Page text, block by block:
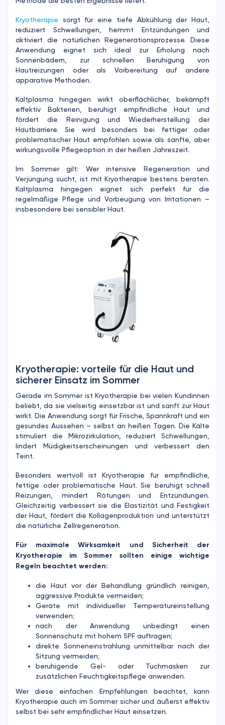
Kryotherapie sorgt für eine tiefe Abkühlung der Haut,
reduziert Schwellungen, hemmt Entzündungen und
aktiviert die natürlichen Regenerationsprozesse. Diese
Anwendung eignet sich ideal zur Erholung nach
Sonnenbädern, zur schnellen Beruhigung von
Hautreizungen oder als Vorbereitung auf andere
apparative Methoden.
Kaltplasma hingegen wirkt oberflächlicher, bekämpft
effektiv Bakterien, beruhigt empfindliche Haut und
fördert die Reinigung und Wiederherstellung der
Hautbarriere. Sie wird besonders bei fettiger oder
problematischer Haut empfohlen sowie als sanfte, aber
wirkungsvolle Pflegeoption in der heißen Jahreszeit.
Im Sommer gilt: Wer intensive Regeneration und
Verjüngung sucht, ist mit Kryotherapie bestens beraten.
Kaltplasma hingegen eignet sich perfekt für die
regelmäßige Pflege und Vorbeugung von Irritationen –
insbesondere bei sensibler Haut.
Kryotherapie: vorteile für die Haut und
sicherer Einsatz im Sommer
Gerade im Sommer ist Kryotherapie bei vielen Kundinnen
beliebt, da sie vielseitig einsetzbar ist und sanft zur Haut
wirkt. Die Anwendung sorgt für Frische, Spannkraft und ein
gesundes Aussehen – selbst an heißen Tagen. Die Kälte
stimuliert die Mikrozirkulation, reduziert Schwellungen,
lindert Müdigkeitserscheinungen und verbessert den
Teint.
Besonders wertvoll ist Kryotherapie für empfindliche,
fettige oder problematische Haut. Sie beruhigt schnell
Reizungen, mindert Rötungen und Entzündungen.
Gleichzeitig verbessert sie die Elastizität und Festigkeit
der Haut, fördert die Kollagenproduktion und unterstützt
die natürliche Zellregeneration.
Für maximale Wirksamkeit und Sicherheit der
Kryotherapie im Sommer sollten einige wichtige
Regeln beachtet werden:
die Haut vor der Behandlung gründlich reinigen,
aggressive Produkte vermeiden;
Geräte mit individueller Temperatureinstellung
verwenden;
nach der Anwendung unbedingt einen
Sonnenschutz mit hohem SPF auftragen;
direkte Sonneneinstrahlung unmittelbar nach der
Sitzung vermeiden;
beruhigende Gel- oder Tuchmasken zur
zusätzlichen Feuchtigkeitspflege anwenden.
Wer diese einfachen Empfehlungen beachtet, kann
Kryotherapie auch im Sommer sicher und äußerst effektiv
selbst bei sehr empfindlicher Haut einsetzen.